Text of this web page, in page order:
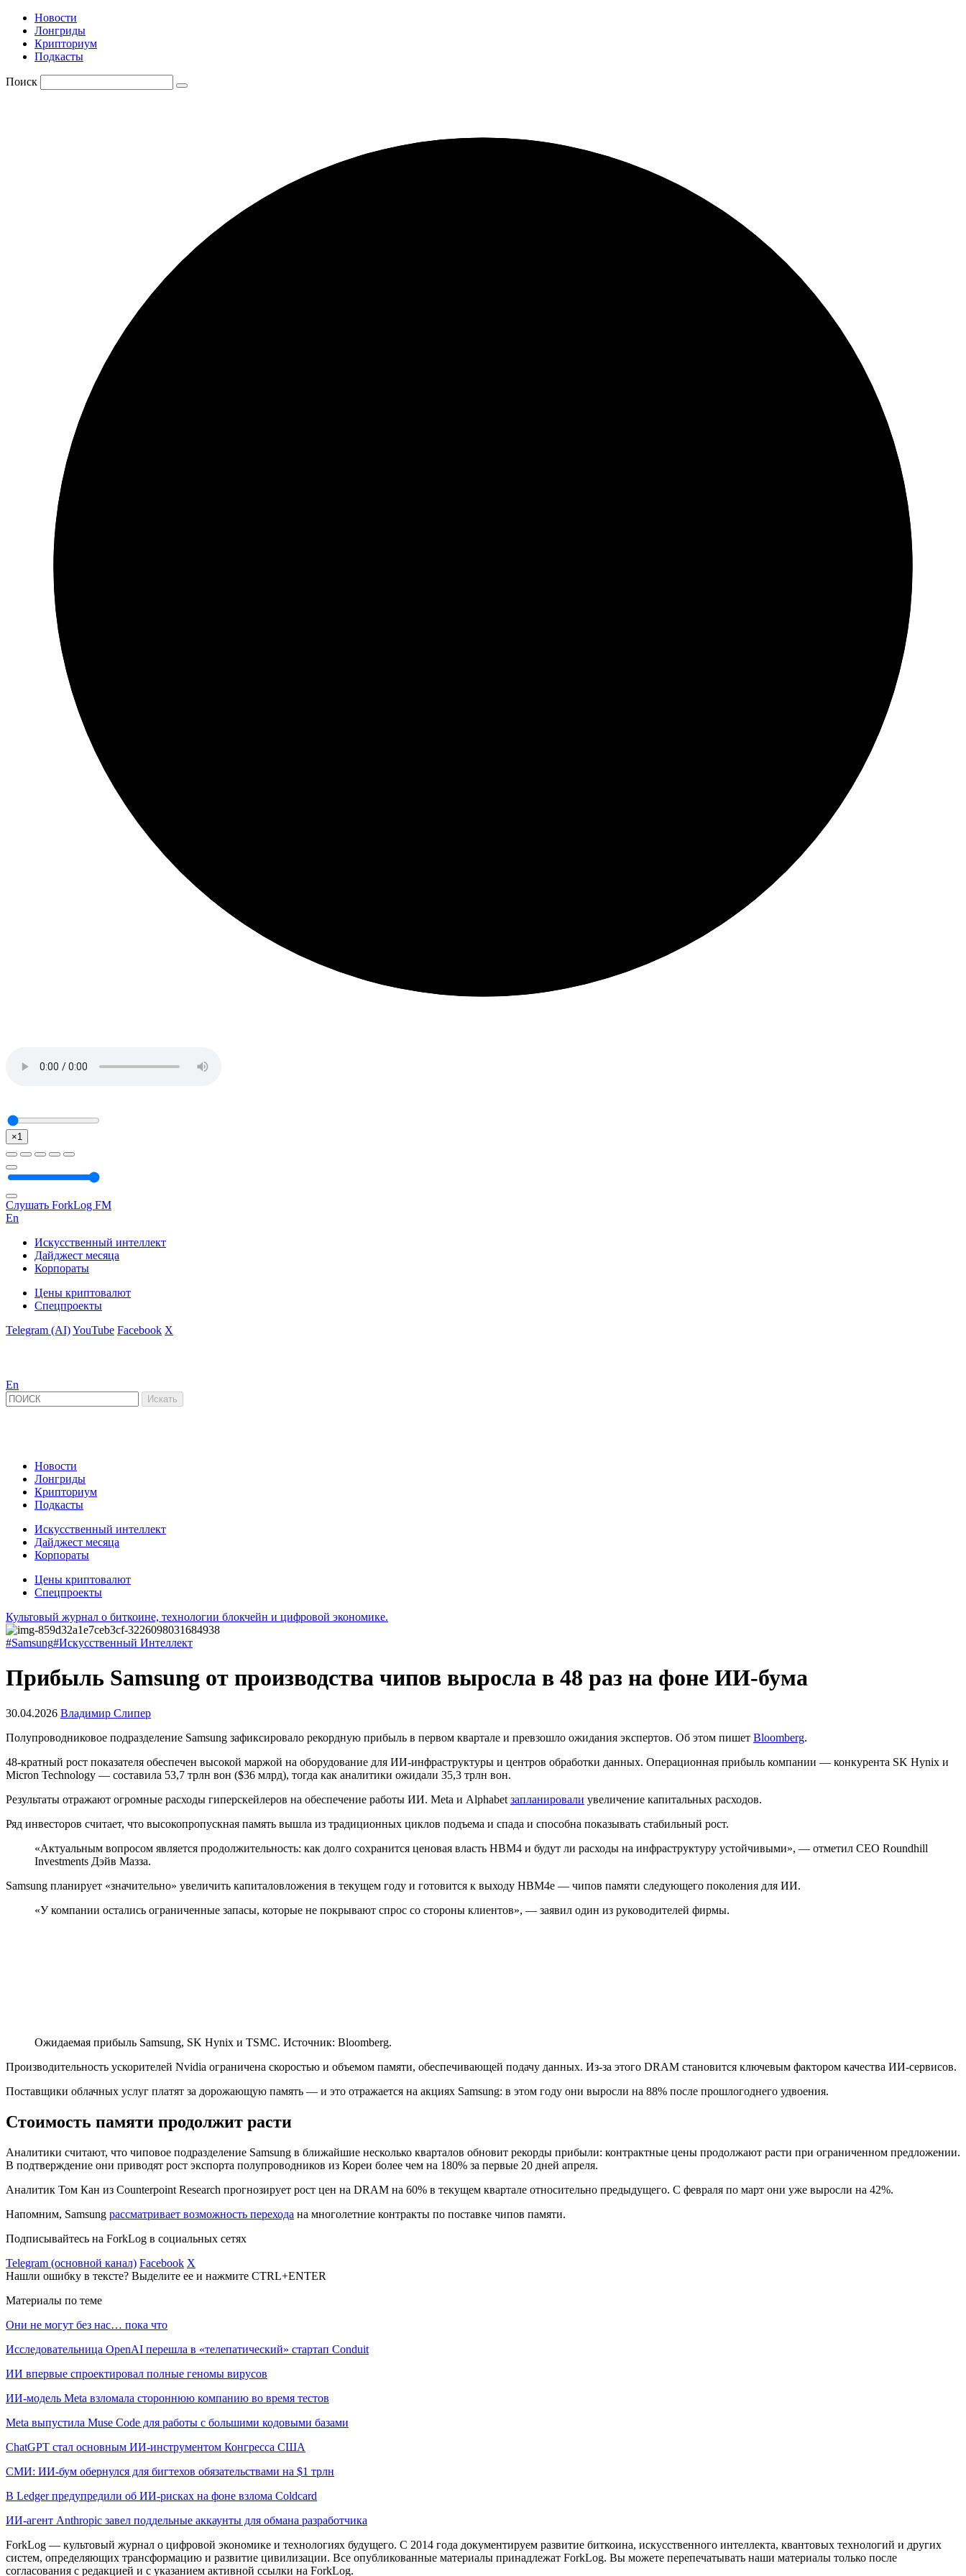
Новости
Лонгриды
Крипториум
Подкасты
Поиск
×1
Слушать ForkLog FM
En
Искусственный интеллект
Дайджест месяца
Корпораты
Цены криптовалют
Спецпроекты
Telegram (AI)YouTube Facebook X
En
Новости
Лонгриды
Крипториум
Подкасты
Искусственный интеллект
Дайджест месяца
Корпораты
Цены криптовалют
Спецпроекты
Культовый журнал о биткоине, технологии блокчейн и цифровой экономике.
#Samsung#Искусственный Интеллект
Прибыль Samsung от производства чипов выросла в 48 раз на фоне ИИ-бума
30.04.2026 Владимир Слипер
Полупроводниковое подразделение Samsung зафиксировало рекордную прибыль в первом квартале и превзошло ожидания экспертов. Об этом пишет Bloomberg.
48-кратный рост показателя обеспечен высокой маржой на оборудование для ИИ-инфраструктуры и центров обработки данных. Операционная прибыль компании — конкурента SK Hynix и
Micron Technology — составила 53,7 трлн вон ($36 млрд), тогда как аналитики ожидали 35,3 трлн вон.
Результаты отражают огромные расходы гиперскейлеров на обеспечение работы ИИ. Meta и Alphabet запланировали увеличение капитальных расходов.
Ряд инвесторов считает, что высокопропускная память вышла из традиционных циклов подъема и спада и способна показывать стабильный рост.
«Актуальным вопросом является продолжительность: как долго сохранится ценовая власть HBM4 и будут ли расходы на инфраструктуру устойчивыми», — отметил CEO Roundhill
Investments Дэйв Мазза.
Samsung планирует «значительно» увеличить капиталовложения в текущем году и готовится к выходу HBM4e — чипов памяти следующего поколения для ИИ.
«У компании остались ограниченные запасы, которые не покрывают спрос со стороны клиентов», — заявил один из руководителей фирмы.
Ожидаемая прибыль Samsung, SK Hynix и TSMC. Источник: Bloomberg.
Производительность ускорителей Nvidia ограничена скоростью и объемом памяти, обеспечивающей подачу данных. Из-за этого DRAM становится ключевым фактором качества ИИ-сервисов.
Поставщики облачных услуг платят за дорожающую память — и это отражается на акциях Samsung: в этом году они выросли на 88% после прошлогоднего удвоения.
Стоимость памяти продолжит расти
Аналитики считают, что чиповое подразделение Samsung в ближайшие несколько кварталов обновит рекорды прибыли: контрактные цены продолжают расти при ограниченном предложении.
В подтверждение они приводят рост экспорта полупроводников из Кореи более чем на 180% за первые 20 дней апреля.
Аналитик Том Кан из Counterpoint Research прогнозирует рост цен на DRAM на 60% в текущем квартале относительно предыдущего. С февраля по март они уже выросли на 42%.
Напомним, Samsung рассматривает возможность перехода на многолетние контракты по поставке чипов памяти.
Подписывайтесь на ForkLog в социальных сетях
Telegram (основной канал) Facebook X
Нашли ошибку в тексте? Выделите ее и нажмите CTRL+ENTER
Материалы по теме
Они не могут без нас… пока что
Исследовательница OpenAI перешла в «телепатический» стартап Conduit
ИИ впервые спроектировал полные геномы вирусов
ИИ-модель Meta взломала стороннюю компанию во время тестов
Meta выпустила Muse Code для работы с большими кодовыми базами
ChatGPT стал основным ИИ-инструментом Конгресса США
СМИ: ИИ-бум обернулся для бигтехов обязательствами на $1 трлн
В Ledger предупредили об ИИ-рисках на фоне взлома Coldcard
ИИ-агент Anthropic завел поддельные аккаунты для обмана разработчика
ForkLog — культовый журнал о цифровой экономике и технологиях будущего. С 2014 года документируем развитие биткоина, искусственного интеллекта, квантовых технологий и других
систем, определяющих трансформацию и развитие цивилизации. Все опубликованные материалы принадлежат ForkLog. Вы можете перепечатывать наши материалы только после
согласования с редакцией и с указанием активной ссылки на ForkLog.